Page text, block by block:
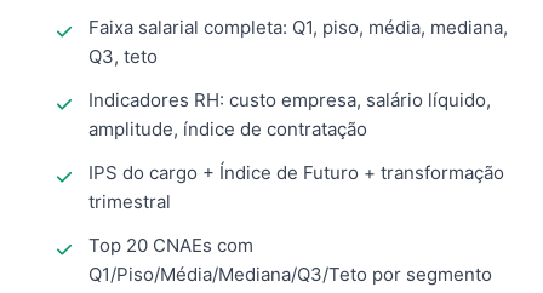
Faixa salarial completa: Q1, piso, média, mediana,
Q3, teto
Indicadores RH: custo empresa, salário líquido,
amplitude, índice de contratação
IPS do cargo + Índice de Futuro + transformação
trimestral
Top 20 CNAEs com
Q1/Piso/Média/Mediana/Q3/Teto por segmento